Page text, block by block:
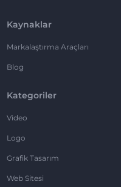
Kaynaklar
Markalaştırma Araçları
Blog
Kategoriler
Video
Logo
Grafik Tasarım
Web Sitesi